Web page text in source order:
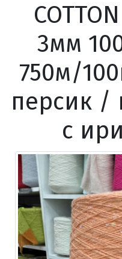
3мм
750м/
персик /
с